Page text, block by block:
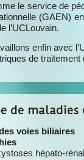
le service de
(GAEN)
l’UCLouvain.
enfin avec
de
de maladies
voies biliaires
hépato-